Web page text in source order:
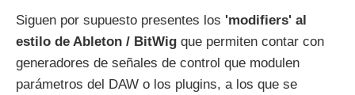
Siguen por supuesto presentes los 'modifiers' al
estilo de Ableton / BitWig que permiten contar con
generadores de señales de control que modulen
parámetros del DAW o los plugins, a los que se